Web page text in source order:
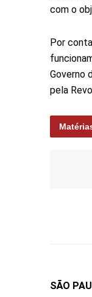
com o
Por
Governo
pela
SÃO